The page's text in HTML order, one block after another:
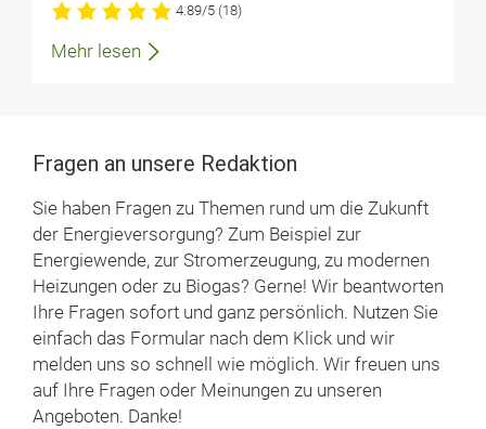
4.89/5 (18)
Mehr lesen
Fragen an unsere Redaktion
Sie haben Fragen zu Themen rund um die Zukunft
der Energieversorgung? Zum Beispiel zur
Energiewende, zur Stromerzeugung, zu modernen
Heizungen oder zu Biogas? Gerne! Wir beantworten
Ihre Fragen sofort und ganz persönlich. Nutzen Sie
einfach das Formular nach dem Klick und wir
melden uns so schnell wie möglich. Wir freuen uns
auf Ihre Fragen oder Meinungen zu unseren
Angeboten. Danke!